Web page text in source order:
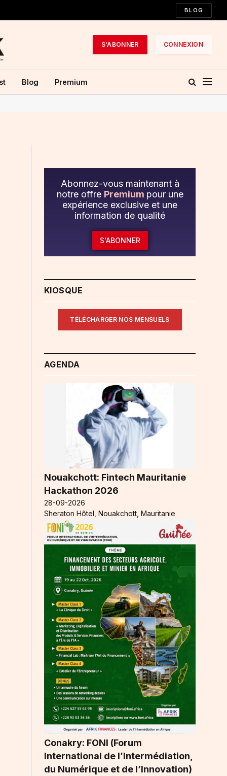
BLOG
S'ABONNER CONNEXION
Blog Premium
Abonnez-vous maintenant à
notre offre Premium pour une
expérience exclusive et une
information de qualité
S'ABONNER
KIOSQUE
TÉLÉCHARGER NOS MENSUELS
AGENDA
Nouakchott: Fintech Mauritanie
Hackathon 2026
28-09-2026
Sheraton Hôtel, Nouakchott, Mauritanie
Conakry: FONI (Forum
International de l’Intermédiation,
du Numérique et de l’Innovation)